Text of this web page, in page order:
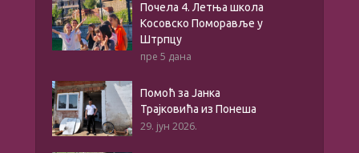
Почела 4. Летња школа
Косовско Поморавље у
Штрпцу
пре 5 дана
Помоћ за Јанка
Трајковића из Понеша
29. јун 2026.